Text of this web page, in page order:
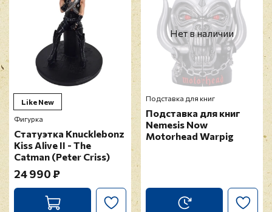
Like New
Фигурка
Cтатуэтка Knucklebonz
Kiss Alive II - The
Catman (Peter Criss)
24 990 ₽
Нет в наличии
Подставка для книг
Подставка для книг
Nemesis Now
Motorhead Warpig